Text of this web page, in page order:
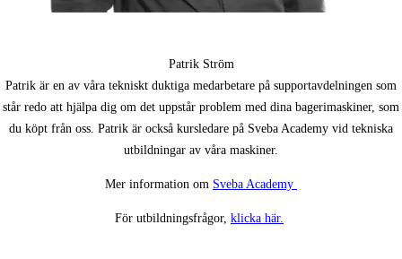
Patrik Ström
Patrik är en av våra tekniskt duktiga medarbetare på supportavdelningen som
står redo att hjälpa dig om det uppstår problem med dina bagerimaskiner, som
du köpt från oss. Patrik är också kursledare på Sveba Academy vid tekniska
utbildningar av våra maskiner.
Mer information om Sveba Academy
För utbildningsfrågor, klicka här.